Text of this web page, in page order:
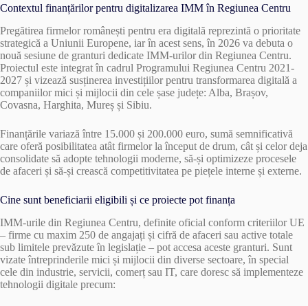
Contextul finanțărilor pentru digitalizarea IMM în Regiunea Centru
Pregătirea firmelor românești pentru era digitală reprezintă o prioritate
strategică a Uniunii Europene, iar în acest sens, în 2026 va debuta o
nouă sesiune de granturi dedicate IMM-urilor din Regiunea Centru.
Proiectul este integrat în cadrul Programului Regiunea Centru 2021-
2027 și vizează susținerea investițiilor pentru transformarea digitală a
companiilor mici și mijlocii din cele șase județe: Alba, Brașov,
Covasna, Harghita, Mureș și Sibiu.
Finanțările variază între 15.000 și 200.000 euro, sumă semnificativă
care oferă posibilitatea atât firmelor la început de drum, cât și celor deja
consolidate să adopte tehnologii moderne, să-și optimizeze procesele
de afaceri și să-și crească competitivitatea pe piețele interne și externe.
Cine sunt beneficiarii eligibili și ce proiecte pot finanța
IMM-urile din Regiunea Centru, definite oficial conform criteriilor UE
– firme cu maxim 250 de angajați și cifră de afaceri sau active totale
sub limitele prevăzute în legislație – pot accesa aceste granturi. Sunt
vizate întreprinderile mici și mijlocii din diverse sectoare, în special
cele din industrie, servicii, comerț sau IT, care doresc să implementeze
tehnologii digitale precum: